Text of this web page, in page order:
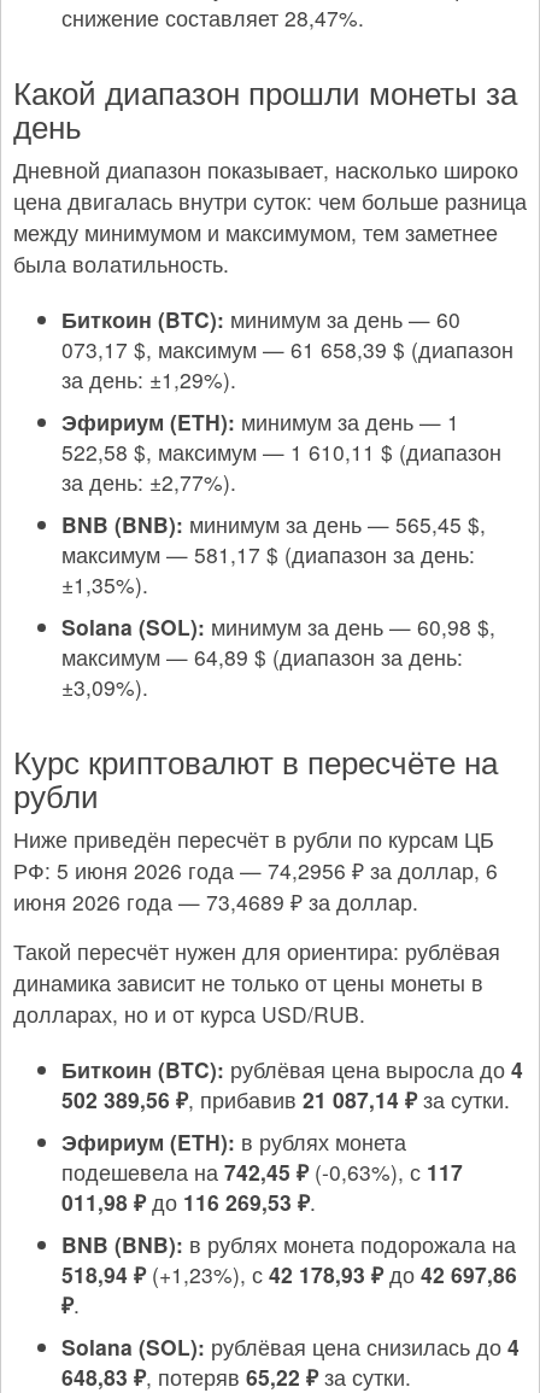
снижение составляет 28,47%.
Какой диапазон прошли монеты за
день
Дневной диапазон показывает, насколько широко
цена двигалась внутри суток: чем больше разница
между минимумом и максимумом, тем заметнее
была волатильность.
Биткоин (BTC): минимум за день — 60
073,17 $, максимум — 61 658,39 $ (диапазон
за день: ±1,29%).
Эфириум (ETH): минимум за день — 1
522,58 $, максимум — 1 610,11 $ (диапазон
за день: ±2,77%).
BNB (BNB): минимум за день — 565,45 $,
максимум — 581,17 $ (диапазон за день:
±1,35%).
Solana (SOL): минимум за день — 60,98 $,
максимум — 64,89 $ (диапазон за день:
±3,09%).
Курс криптовалют в пересчёте на
рубли
Ниже приведён пересчёт в рубли по курсам ЦБ
РФ: 5 июня 2026 года — 74,2956 ₽ за доллар, 6
июня 2026 года — 73,4689 ₽ за доллар.
Такой пересчёт нужен для ориентира: рублёвая
динамика зависит не только от цены монеты в
долларах, но и от курса USD/RUB.
Биткоин (BTC): рублёвая цена выросла до 4
502 389,56 ₽, прибавив 21 087,14 ₽за сутки.
Эфириум (ETH): в рублях монета
подешевела на 742,45 ₽(-0,63%), с 117
011,98 ₽до 116 269,53 ₽.
BNB (BNB): в рублях монета подорожала на
518,94 ₽(+1,23%), с 42 178,93 ₽до 42 697,86
₽.
Solana (SOL): рублёвая цена снизилась до 4
648,83 ₽, потеряв 65,22 ₽за сутки.